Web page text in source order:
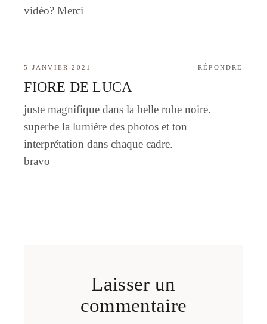
vidéo? Merci
5 JANVIER 2021
FIORE DE LUCA
juste magnifique dans la belle robe noire.
superbe la lumière des photos et ton
interprétation dans chaque cadre.
bravo
RÉPONDRE
Laisser un
commentaire